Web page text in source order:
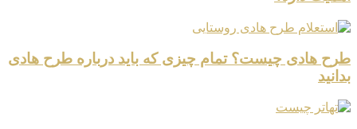
طرح هادی چیست؟ تمام چیزی که باید درباره طرح هادی
بدانید